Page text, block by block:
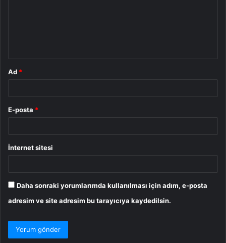
Ad *
E-posta *
İnternet sitesi
Daha sonraki yorumlarımda kullanılması için adım, e-posta
adresim ve site adresim bu tarayıcıya kaydedilsin.